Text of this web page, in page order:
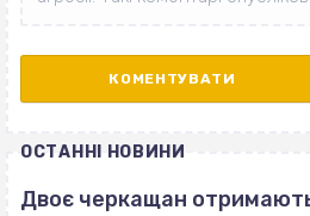
ОСТАННІ НОВИНИ
Двоє черкащан